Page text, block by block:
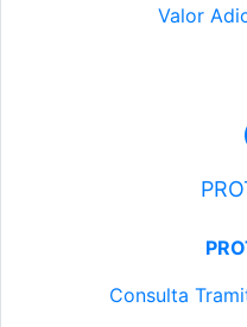
Valor
Consulta